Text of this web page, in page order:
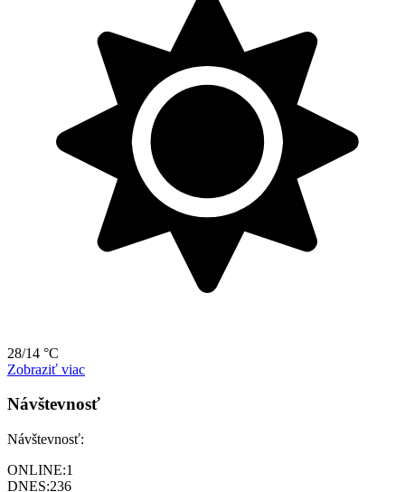
28/14 °C
Zobraziť viac
Návštevnosť
Návštevnosť:
ONLINE:1
DNES:236